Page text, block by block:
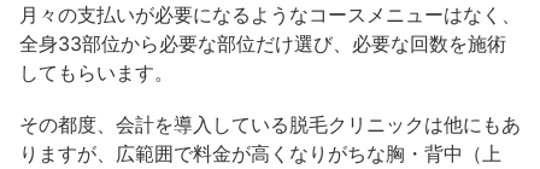
月々の支払いが必要になるようなコースメニューはなく、
全身33部位から必要な部位だけ選び、必要な回数を施術
してもらいます。
その都度、会計を導入している脱毛クリニックは他にもあ
りますが、広範囲で料金が高くなりがちな胸・背中（上